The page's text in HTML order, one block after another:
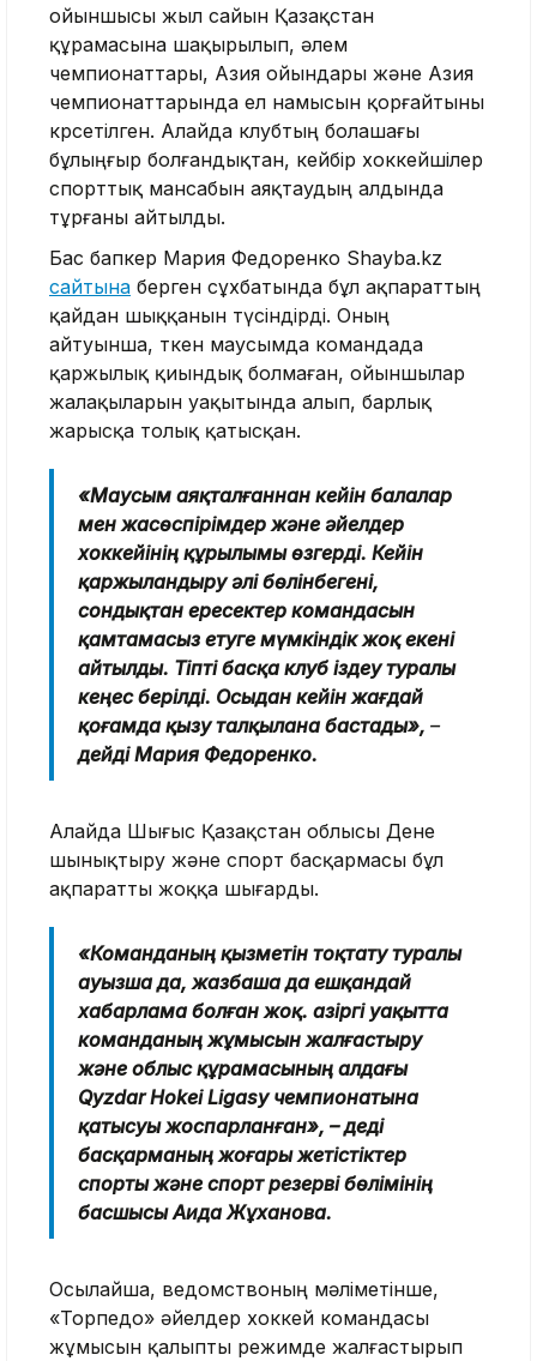
ойыншысы жыл сайын Қазақстан
құрамасына шақырылып, әлем
чемпионаттары, Азия ойындары және Азия
чемпионаттарында ел намысын қорғайтыны
көрсетілген. Алайда клубтың болашағы
бұлыңғыр болғандықтан, кейбір хоккейшілер
спорттық мансабын аяқтаудың алдында
тұрғаны айтылды.
Бас бапкер Мария Федоренко Shayba.kz
сайтына берген сұхбатында бұл ақпараттың
қайдан шыққанын түсіндірді. Оның
айтуынша, өткен маусымда командада
қаржылық қиындық болмаған, ойыншылар
жалақыларын уақытында алып, барлық
жарысқа толық қатысқан.
«Маусым аяқталғаннан кейін балалар
мен жасөспірімдер және әйелдер
хоккейінің құрылымы өзгерді. Кейін
қаржыландыру әлі бөлінбегені,
сондықтан ересектер командасын
қамтамасыз етуге мүмкіндік жоқ екені
айтылды. Тіпті басқа клуб іздеу туралы
кеңес берілді. Осыдан кейін жағдай
қоғамда қызу талқылана бастады», –
дейді Мария Федоренко.
Алайда Шығыс Қазақстан облысы Дене
шынықтыру және спорт басқармасы бұл
ақпаратты жоққа шығарды.
«Команданың қызметін тоқтату туралы
ауызша да, жазбаша да ешқандай
хабарлама болған жоқ. Қазіргі уақытта
команданың жұмысын жалғастыру
және облыс құрамасының алдағы
Qyzdar Hokei Ligasy чемпионатына
қатысуы жоспарланған», – деді
басқарманың жоғары жетістіктер
спорты және спорт резерві бөлімінің
басшысы Аида Жұханова.
Осылайша, ведомствоның мәліметінше,
«Торпедо» әйелдер хоккей командасы
жұмысын қалыпты режимде жалғастырып